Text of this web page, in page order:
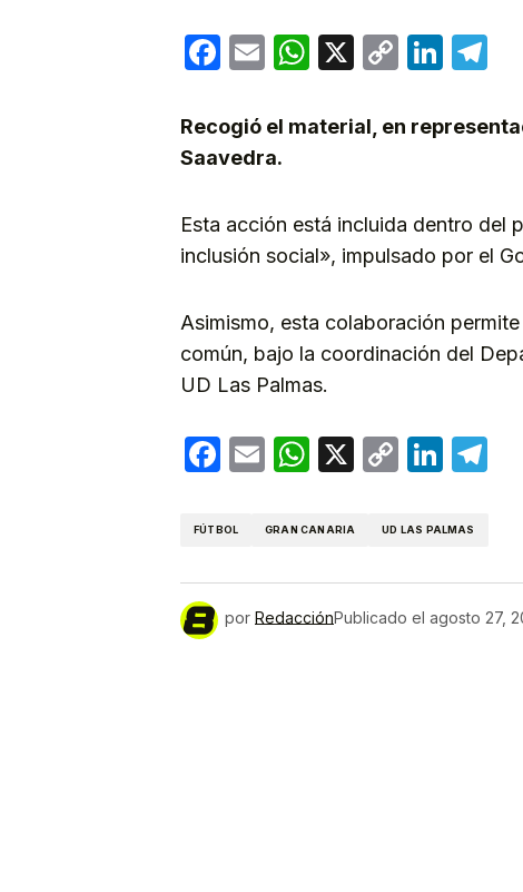
Facebook
EmailWhatsApp
X
Copy
Recogió el material, en
Saavedra.
Esta acción está incluida dentro del
inclusión social», impulsado por el
Asimismo, esta colaboración
común, bajo la coordinación del
UD Las Palmas.
Facebook
EmailWhatsApp
X
Copy
FÚTBOL GRAN CANARIA UD LAS PALMAS
por RedacciónPublicado el agosto 27,